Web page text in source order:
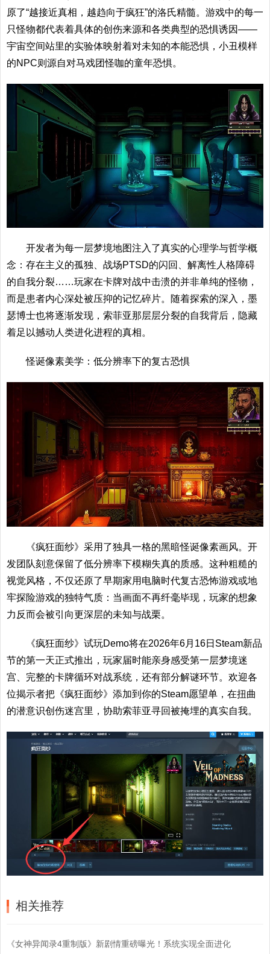
原了“越接近真相，越趋向于疯狂”的洛氏精髓。游戏中的每一
只怪物都代表着具体的创伤来源和各类典型的恐惧诱因——
宇宙空间站里的实验体映射着对未知的本能恐惧，小丑模样
的NPC则源自对马戏团怪咖的童年恐惧。
开发者为每一层梦境地图注入了真实的心理学与哲学概
念：存在主义的孤独、战场PTSD的闪回、解离性人格障碍
的自我分裂……玩家在卡牌对战中击溃的并非单纯的怪物，
而是患者内心深处被压抑的记忆碎片。随着探索的深入，墨
瑟博士也将逐渐发现，索菲亚那层层分裂的自我背后，隐藏
着足以撼动人类进化进程的真相。
怪诞像素美学：低分辨率下的复古恐惧
《疯狂面纱》采用了独具一格的黑暗怪诞像素画风。开
发团队刻意保留了低分辨率下模糊失真的质感。这种粗糙的
视觉风格，不仅还原了早期家用电脑时代复古恐怖游戏或地
牢探险游戏的独特气质：当画面不再纤毫毕现，玩家的想象
力反而会被引向更深层的未知与战栗。
《疯狂面纱》试玩Demo将在2026年6月16日Steam新品
节的第一天正式推出，玩家届时能亲身感受第一层梦境迷
宫、完整的卡牌循环对战系统，还有部分解谜环节。欢迎各
位揭示者把《疯狂面纱》添加到你的Steam愿望单，在扭曲
的潜意识创伤迷宫里，协助索菲亚寻回被掩埋的真实自我。
相关推荐
《女神异闻录4重制版》新剧情重磅曝光！系统实现全面进化